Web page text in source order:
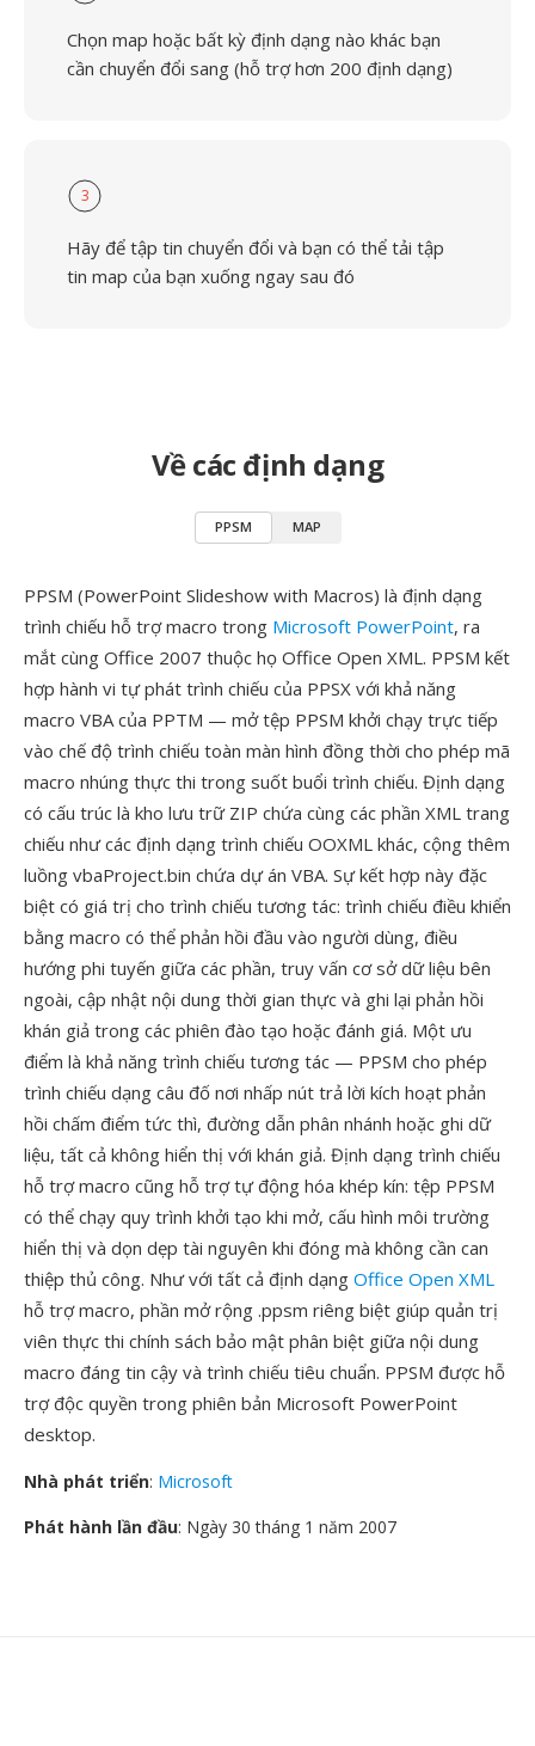
Chọn map hoặc bất kỳ định dạng nào khác bạn
cần chuyển đổi sang (hỗ trợ hơn 200 định dạng)
3
Hãy để tập tin chuyển đổi và bạn có thể tải tập
tin map của bạn xuống ngay sau đó
Về các định dạng
PPSM MAP
PPSM (PowerPoint Slideshow with Macros) là định dạng
trình chiếu hỗ trợ macro trong Microsoft PowerPoint, ra
mắt cùng Office 2007 thuộc họ Office Open XML. PPSM kết
hợp hành vi tự phát trình chiếu của PPSX với khả năng
macro VBA của PPTM — mở tệp PPSM khởi chạy trực tiếp
vào chế độ trình chiếu toàn màn hình đồng thời cho phép mã
macro nhúng thực thi trong suốt buổi trình chiếu. Định dạng
có cấu trúc là kho lưu trữ ZIP chứa cùng các phần XML trang
chiếu như các định dạng trình chiếu OOXML khác, cộng thêm
luồng vbaProject.bin chứa dự án VBA. Sự kết hợp này đặc
biệt có giá trị cho trình chiếu tương tác: trình chiếu điều khiển
bằng macro có thể phản hồi đầu vào người dùng, điều
hướng phi tuyến giữa các phần, truy vấn cơ sở dữ liệu bên
ngoài, cập nhật nội dung thời gian thực và ghi lại phản hồi
khán giả trong các phiên đào tạo hoặc đánh giá. Một ưu
điểm là khả năng trình chiếu tương tác — PPSM cho phép
trình chiếu dạng câu đố nơi nhấp nút trả lời kích hoạt phản
hồi chấm điểm tức thì, đường dẫn phân nhánh hoặc ghi dữ
liệu, tất cả không hiển thị với khán giả. Định dạng trình chiếu
hỗ trợ macro cũng hỗ trợ tự động hóa khép kín: tệp PPSM
có thể chạy quy trình khởi tạo khi mở, cấu hình môi trường
hiển thị và dọn dẹp tài nguyên khi đóng mà không cần can
thiệp thủ công. Như với tất cả định dạng Office Open XML
hỗ trợ macro, phần mở rộng .ppsm riêng biệt giúp quản trị
viên thực thi chính sách bảo mật phân biệt giữa nội dung
macro đáng tin cậy và trình chiếu tiêu chuẩn. PPSM được hỗ
trợ độc quyền trong phiên bản Microsoft PowerPoint
desktop.
Nhà phát triển: Microsoft
Phát hành lần đầu: Ngày 30 tháng 1 năm 2007